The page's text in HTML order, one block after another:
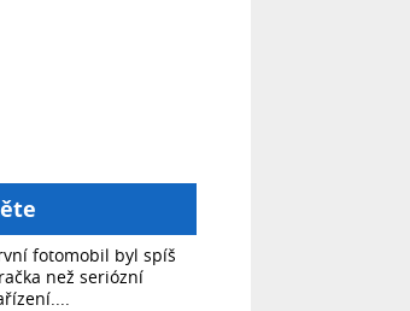
fotomobil byl spíš
než seriózní